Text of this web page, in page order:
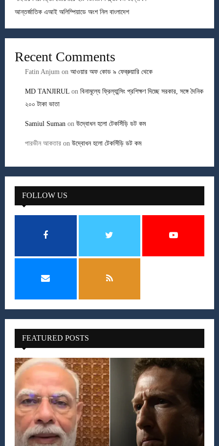
আন্তর্জাতিক এআই অলিম্পিয়াডে অংশ নিল বাংলাদেশ
Recent Comments
Fatin Anjum on আওয়ার অফ কোড ৯ ফেব্রুয়ারি থেকে
MD TANJIRUL on বিনামূল্যে ফ্রিল্যান্সিং প্রশিক্ষণ দিচ্ছে সরকার, সঙ্গে দৈনিক
২০০ টাকা ভাতা
Samiul Suman on উদ্বোধন হলো টেকসিঁড়ি ডট কম
পারভীন আকতার on উদ্বোধন হলো টেকসিঁড়ি ডট কম
FOLLOW US
FEATURED POSTS